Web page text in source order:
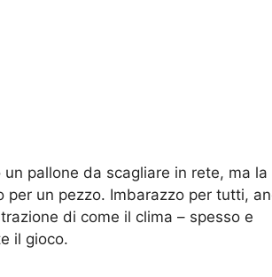
pallone da scagliare in rete, ma la
un pezzo. Imbarazzo per tutti,
di come il clima – spesso e
il gioco.